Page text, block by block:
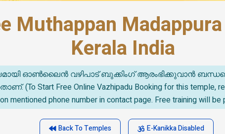
Muthappan
Kerala India
ഓൺലൈൻ വഴിപാട് ബുക്കിംഗ് ആരംഭിക്കുവാൻ
Start Free Online Vazhipadu Booking for this temple,
mentioned phone number in contact page. Free training will be
Back To Temples E-Kanikka Disabled